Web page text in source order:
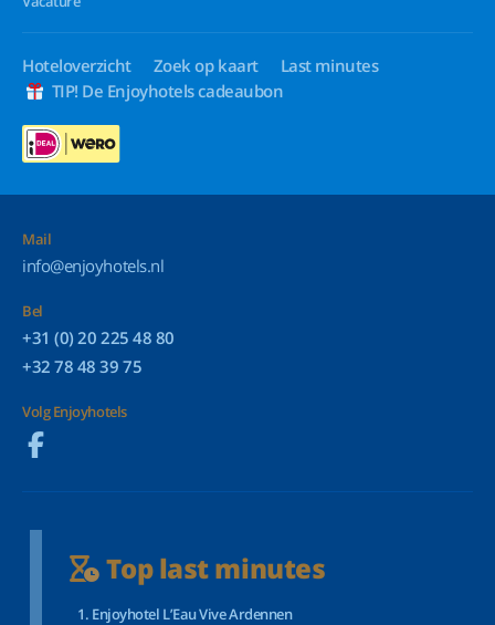
Hoteloverzicht Zoek op kaart
Last minutes
TIP! De Enjoyhotels cadeaubon
Mail
info@enjoyhotels.nl
Bel
+31 (0) 20 225 48 80
+32 78 48 39 75
Volg Enjoyhotels
Top last minutes
Enjoyhotel L’Eau Vive Ardennen